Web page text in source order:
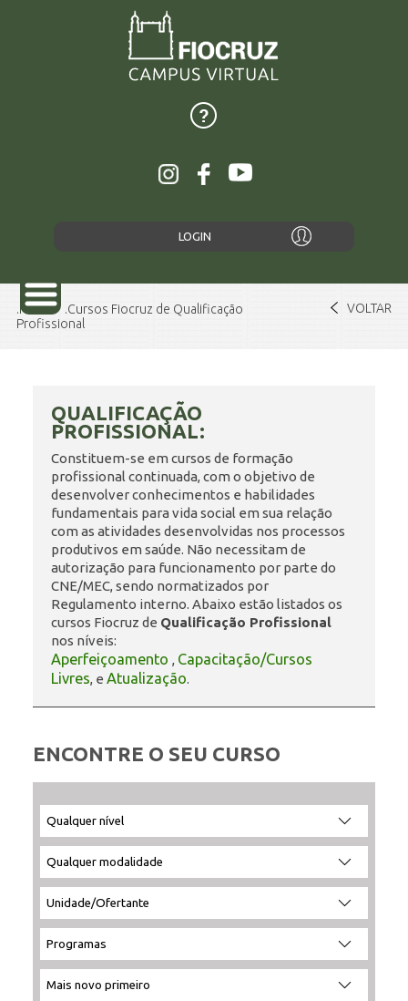
LOGIN
ENSINO
PLATAFORMAS
DOCUMENTOS
DOCENTES
INSCRIÇÃO E SELEÇÃO
CONTATO
Home
Cursos Fiocruz de Qualificação
Profissional
VOLTAR
QUALIFICAÇÃO
PROFISSIONAL:
Constituem-se em cursos de formação
profissional continuada, com o objetivo de
desenvolver conhecimentos e habilidades
fundamentais para vida social em sua relação
com as atividades desenvolvidas nos processos
produtivos em saúde. Não necessitam de
autorização para funcionamento por parte do
CNE/MEC, sendo normatizados por
Regulamento interno. Abaixo estão listados os
cursos Fiocruz de Qualificação Profissional
nos níveis:
Aperfeiçoamento, Capacitação/Cursos
Livres, eAtualização.
ENCONTRE O SEU CURSO
Filtrar
por
nível:
Filtrar
por
modalidade:
Selecione
unidade:
Ordenar
por: